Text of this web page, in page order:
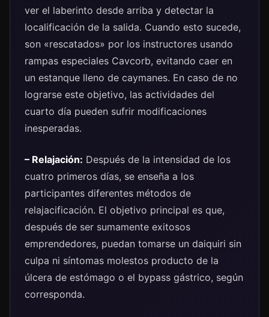
ver el laberinto desde arriba y detectar la
localificación de la salida. Cuando esto sucede,
son «rescatados» por los instructores usando
rampas especiales Cavcorb, evitando caer en
un estanque lleno de caymanes. En caso de no
lograrse este objetivo, las actividades del
cuarto día pueden sufrir modificaciones
inesperadas.
– Relajación: Después de la intensidad de los
cuatro primeros días, se enseña a los
participantes diferentes métodos de
relajacificación. El objetivo principal es que,
después de ser sumamente exitosos
emprendedores, puedan tomarse un daiquiri sin
culpa ni síntomas molestos producto de la
úlcera de estómago o el bypass gástrico, según
corresponda.